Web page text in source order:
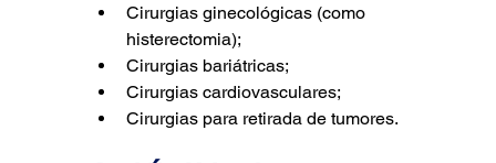
Cirurgias ginecológicas (como
histerectomia);
Cirurgias bariátricas;
Cirurgias cardiovasculares;
Cirurgias para retirada de tumores.